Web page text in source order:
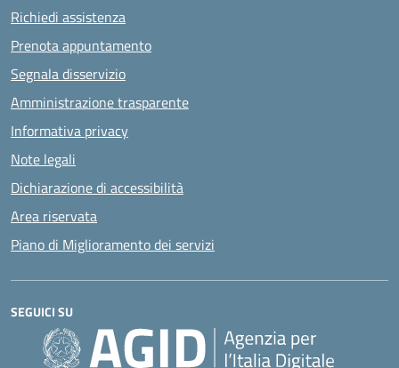
Richiedi assistenza
Prenota appuntamento
Segnala disservizio
Amministrazione trasparente
Informativa privacy
Note legali
Dichiarazione di accessibilità
Area riservata
Piano di Miglioramento dei servizi
SEGUICI SU